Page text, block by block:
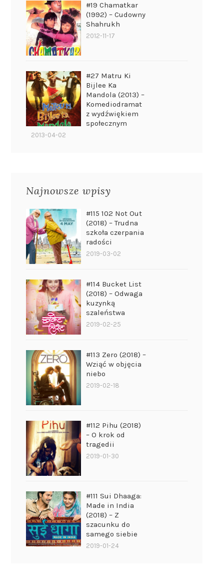
#19 Chamatkar
(1992) – Cudowny
Shahrukh
2012-11-17
#27 Matru Ki
Bijlee Ka
Mandola (2013) –
Komediodramat
z wydźwiękiem
społecznym
2013-04-02
Najnowsze wpisy
#115 102 Not Out
(2018) – Trudna
szkoła czerpania
radości
2019-03-02
#114 Bucket List
(2018) – Odwaga
kuzynką
szaleństwa
2019-02-25
#113 Zero (2018) –
Wziąć w objęcia
niebo
2019-02-18
#112 Pihu (2018)
– O krok od
tragedii
2019-01-30
#111 Sui Dhaaga:
Made in India
(2018) – Z
szacunku do
samego siebie
2019-01-24